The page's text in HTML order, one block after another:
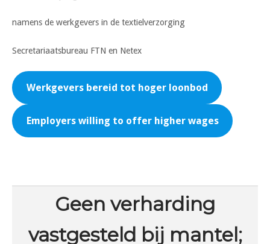
namens de werkgevers in de textielverzorging
Secretariaatsbureau FTN en Netex
Werkgevers bereid tot hoger loonbod
Employers willing to offer higher wages
Geen verharding
vastgesteld bij mantel;